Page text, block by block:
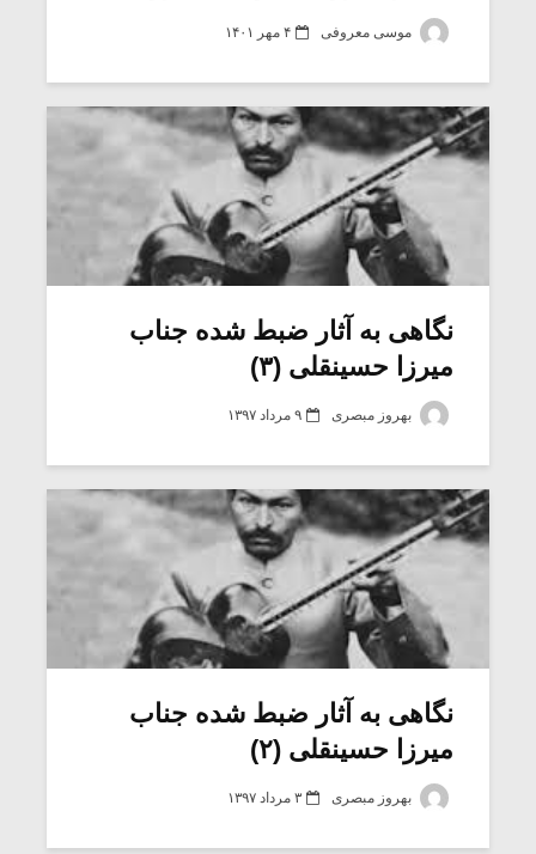
موسی معروفی ۴ مهر ۱۴۰۱
نگاهی به آثار ضبط شده جناب
میرزا حسینقلی (۳)
بهروز مبصری ۹ مرداد ۱۳۹۷
نگاهی به آثار ضبط شده جناب
میرزا حسینقلی (۲)
بهروز مبصری ۳ مرداد ۱۳۹۷
میکلوش روژا
یادداشتی بر موسیقی
شیش و نیم»
اگر نمی توانی
مشهورترین باشی،
بدنام ترین باش